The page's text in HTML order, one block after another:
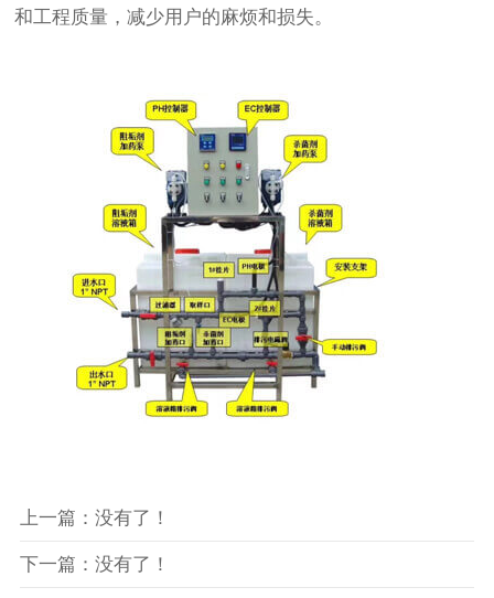
和工程质量，减少用户的麻烦和损失。
上一篇：没有了！
下一篇：没有了！